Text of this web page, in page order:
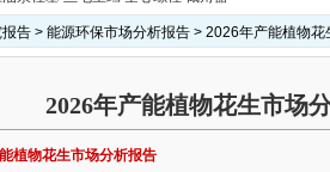
告> 能源环保市场分析报告> 2026年产能植物花
2026年产能植物花生市场
植物花生市场分析报告